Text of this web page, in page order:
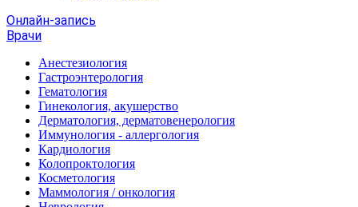
Онлайн-запись
Врачи
Анестезиология
Гастроэнтерология
Гематология
Гинекология, акушерство
Дерматология, дерматовенерология
Иммунология - аллергология
Кардиология
Колопроктология
Косметология
Маммология / онкология